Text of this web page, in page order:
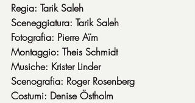
Regia: Tarik Saleh
Sceneggiatura: Tarik Saleh
Fotografia: Pierre Aïm
Montaggio: Theis Schmidt
Musiche: Krister Linder
Scenografia: Roger Rosenberg
Costumi: Denise Östholm